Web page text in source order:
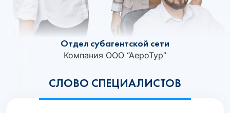
СЛОВО СПЕЦИАЛИСТОВ
Отдел субагентской сети
Компания ООО “АероТур”